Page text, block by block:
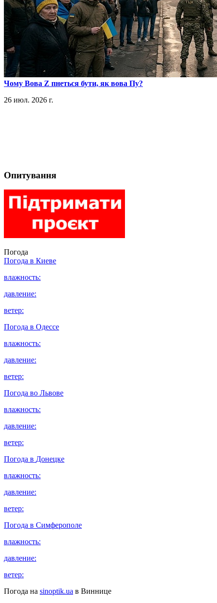
​Чому Вова Z пнеться бути, як вова Пу?
26 июл. 2026 г.
Опитування
Погода
Погода в Киеве
влажность:
давление:
ветер:
Погода в Одессе
влажность:
давление:
ветер:
Погода во Львове
влажность:
давление:
ветер:
Погода в Донецке
влажность:
давление:
ветер:
Погода в Симферополе
влажность:
давление:
ветер:
Погода на sinoptik.ua в Виннице